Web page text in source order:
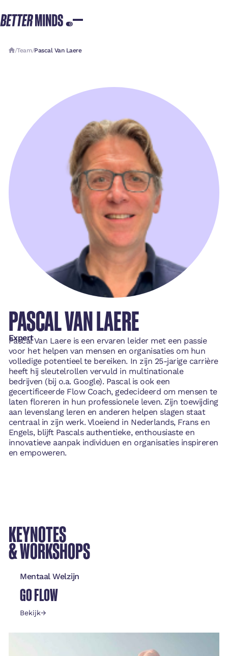
/Team/Pascal Van Laere
PASCAL VAN LAERE
Expert
Pascal Van Laere is een ervaren leider met een passie
voor het helpen van mensen en organisaties om hun
volledige potentieel te bereiken. In zijn 25-jarige carrière
heeft hij sleutelrollen vervuld in multinationale
bedrijven (bij o.a. Google). Pascal is ook een
gecertificeerde Flow Coach, gedecideerd om mensen te
laten floreren in hun professionele leven. Zijn toewijding
aan levenslang leren en anderen helpen slagen staat
centraal in zijn werk. Vloeiend in Nederlands, Frans en
Engels, blijft Pascals authentieke, enthousiaste en
innovatieve aanpak individuen en organisaties inspireren
en empoweren.
KEYNOTES
& WORKSHOPS
Mentaal Welzijn
GO FLOW
Bekijk→